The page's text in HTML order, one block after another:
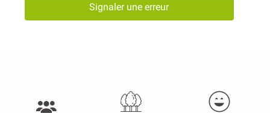
Signaler une erreur